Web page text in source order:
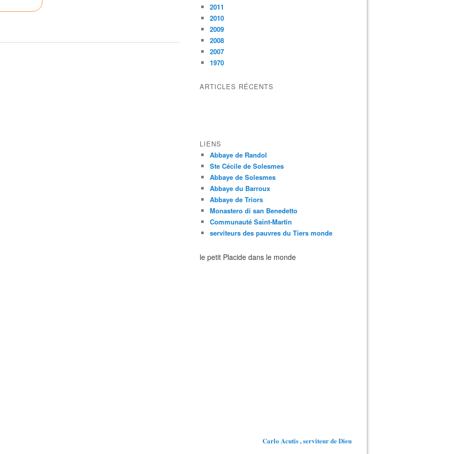
2011
2010
2009
2008
2007
1970
ARTICLES RÉCENTS
LIENS
Abbaye de Randol
Ste Cécile de Solesmes
Abbaye de Solesmes
Abbaye du Barroux
Abbaye de Triors
Monastero di san Benedetto
Communauté Saint-Martin
serviteurs des pauvres du Tiers monde
le petit Placide dans le monde
Carlo Acutis , serviteur de Dieu